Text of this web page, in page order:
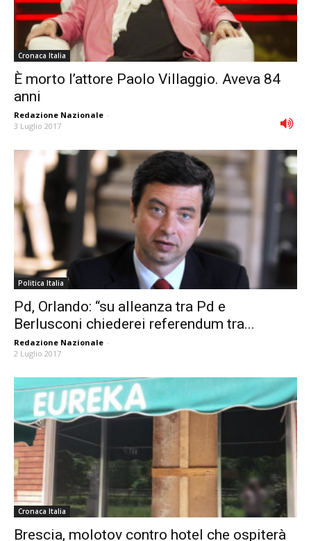
Cronaca Italia
È morto l’attore Paolo Villaggio. Aveva 84
anni
Redazione Nazionale -
3 Luglio 2017
Politica Italia
Pd, Orlando: “su alleanza tra Pd e
Berlusconi chiederei referendum tra...
Redazione Nazionale -
2 Luglio 2017
Cronaca Italia
Brescia, molotov contro hotel che ospiterà